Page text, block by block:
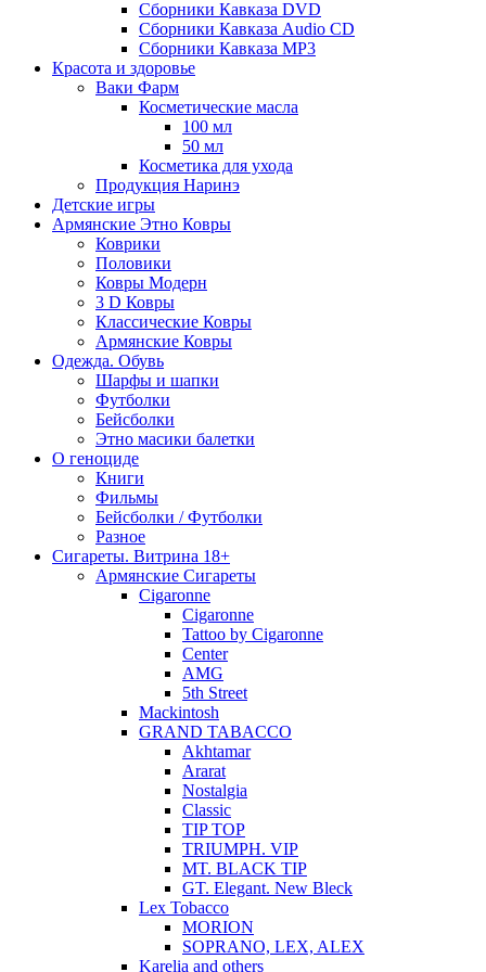
Сборники Кавказа DVD
Сборники Кавказа Audio CD
Сборники Кавказа MP3
Красота и здоровье
Ваки Фарм
Косметические масла
100 мл
50 мл
Косметика для ухода
Продукция Наринэ
Детские игры
Армянские Этно Ковры
Коврики
Половики
Ковры Модерн
3 D Ковры
Классические Ковры
Армянские Ковры
Одежда. Обувь
Шарфы и шапки
Футболки
Бейсболки
Этно масики балетки
О геноциде
Книги
Фильмы
Бейсболки / Футболки
Разное
Сигареты. Витрина 18+
Армянские Сигареты
Cigaronne
Cigaronne
Tattoo by Cigaronne
Center
AMG
5th Street
Mackintosh
GRAND TABACCO
Akhtamar
Ararat
Nostalgia
Classic
TIP TOP
TRIUMPH. VIP
MT. BLACK TIP
GT. Elegant. New Bleck
Lex Tobacco
MORION
SOPRANO, LEX, ALEX
Karelia and others